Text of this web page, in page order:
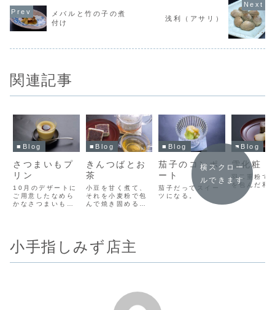
メバルと竹の子の煮
付け
浅利（アサリ）
関連記事
■Blog
さつまいもプ
リン
10月のデザートに
ご用意したなめら
かなさつまいもプ
■Blog
きんつばとお
茶
小豆を甘く煮て、
それを小麦粉で包
んで焼き固める、
て鯛の形にして庶
民的に売り出しち
と読んでお客さん
に訂正されたのは
■Blog
茄子のコンポ
ート
茄子だってスイー
ツになる。
■Blog
雪化粧
羽二重粉で
を包んだ和
横スクロー
ルできます
小手指しみず店主